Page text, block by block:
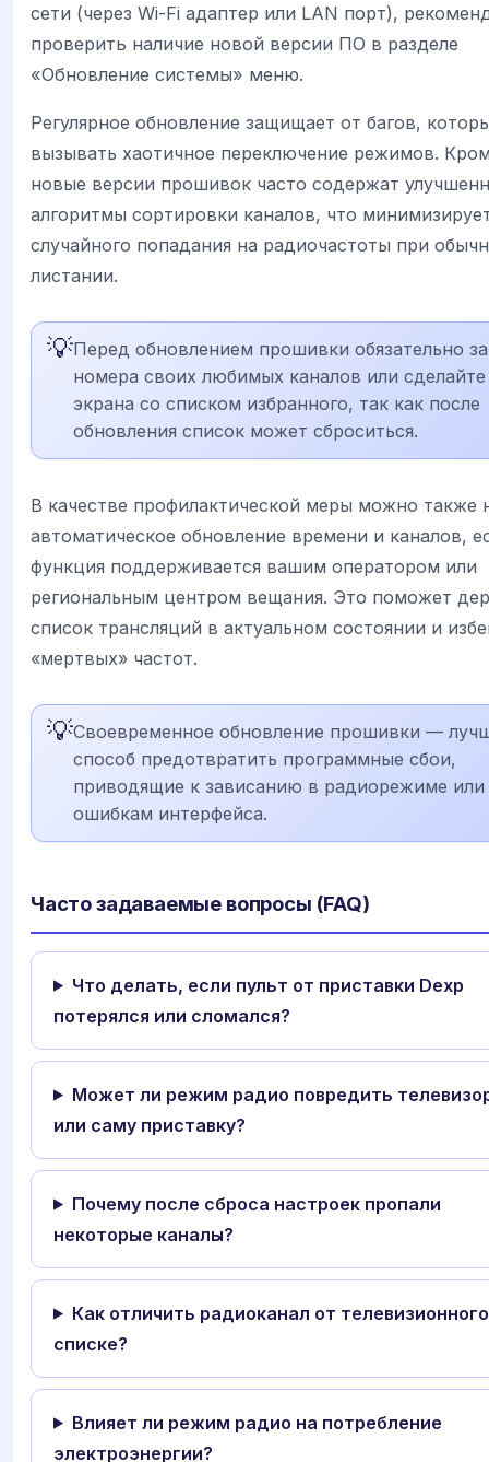
сети (через Wi-Fi адаптер или LAN порт),
проверить наличие новой версии ПО в разделе
«Обновление системы» меню.
Регулярное обновление защищает от багов,
вызывать хаотичное переключение режимов.
новые версии прошивок часто содержат
алгоритмы сортировки каналов, что
случайного попадания на радиочастоты при
листании.
💡Перед обновлением прошивки обязательно
номера своих любимых каналов или
экрана со списком избранного, так как после
обновления список может сброситься.
В качестве профилактической меры можно также
автоматическое обновление времени и каналов,
функция поддерживается вашим оператором или
региональным центром вещания. Это поможет
список трансляций в актуальном состоянии и
«мертвых» частот.
💡Своевременное обновление прошивки —
способ предотвратить программные сбои,
приводящие к зависанию в радиорежиме или
ошибкам интерфейса.
Часто задаваемые вопросы (FAQ)
Что делать, если пульт от приставки Dexp
потерялся или сломался?
Может ли режим радио повредить
или саму приставку?
Почему после сброса настроек пропали
некоторые каналы?
Как отличить радиоканал от
списке?
Влияет ли режим радио на потребление
электроэнергии?